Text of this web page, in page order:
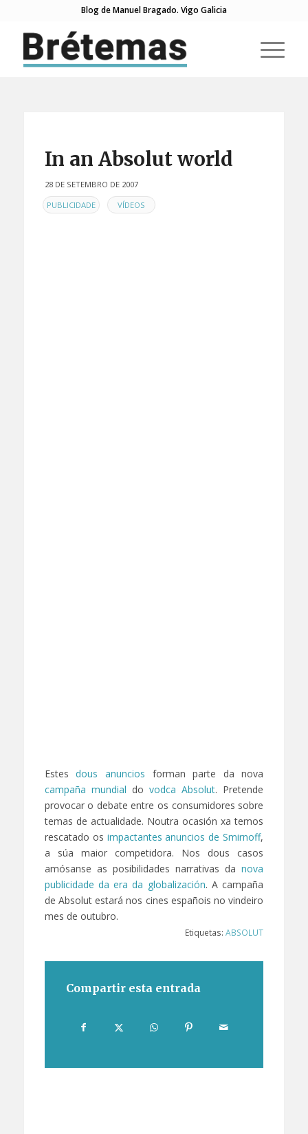
Blog de Manuel Bragado. Vigo Galicia
In an Absolut world
28 DE SETEMBRO DE 2007
ENPUBLICIDADE , VÍDEOS
Estesdous anuncios forman parte da nova
campaña mundial dovodca Absolut. Pretende
provocar o debate entre os consumidores sobre
temas de actualidade. Noutra ocasión xa temos
rescatado os impactantes anuncios de Smirnoff,
a súa maior competidora. Nos dous casos
amósanse as posibilidades narrativas da nova
publicidade da era da globalización. A campaña
de Absolut estará nos cines españois no vindeiro
mes de outubro.
Etiquetas:ABSOLUT
Compartir esta entrada